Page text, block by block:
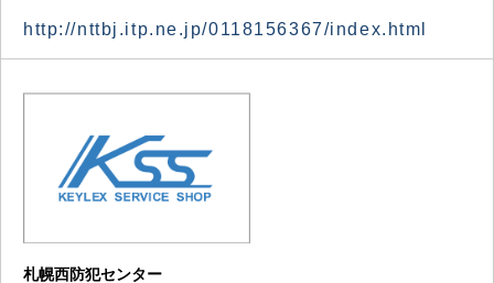
http://nttbj.itp.ne.jp/0118156367/index.html
札幌西防犯センター